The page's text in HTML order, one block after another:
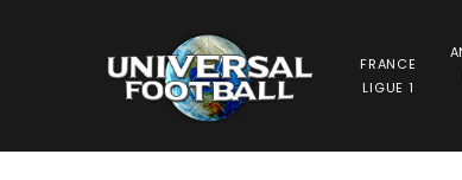
FRANCE
LIGUE 1